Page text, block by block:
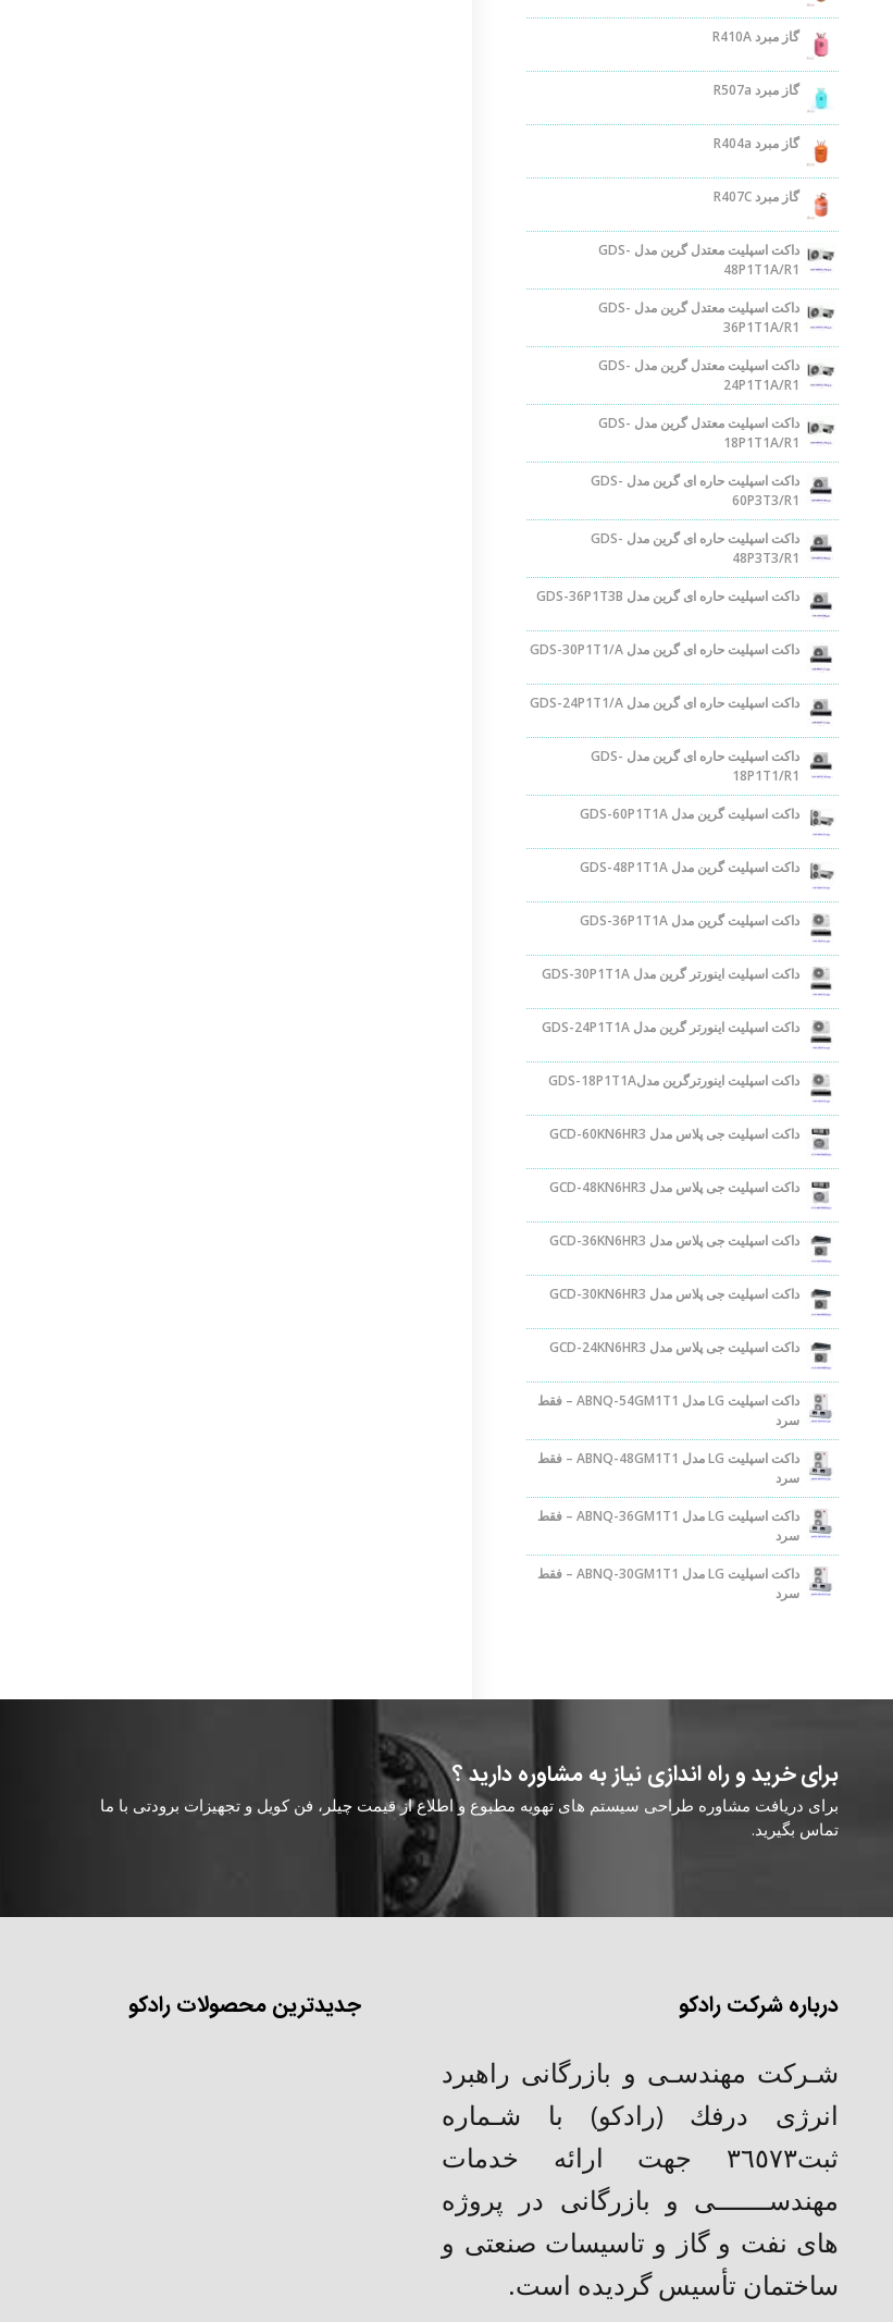
گاز مبرد R410A
گاز مبرد R507a
گاز مبرد R404a
گاز مبرد R407C
داکت اسپلیت معتدل گرین مدل GDS-
48P1T1A/R1
داکت اسپلیت معتدل گرین مدل GDS-
36P1T1A/R1
داکت اسپلیت معتدل گرین مدل GDS-
24P1T1A/R1
داکت اسپلیت معتدل گرین مدل GDS-
18P1T1A/R1
داکت اسپلیت حاره ای گرین مدل GDS-
60P3T3/R1
داکت اسپلیت حاره ای گرین مدل GDS-
48P3T3/R1
داکت اسپلیت حاره ای گرین مدل GDS-36P1T3B
داکت اسپلیت حاره ای گرین مدل GDS-30P1T1/A
داکت اسپلیت حاره ای گرین مدل GDS-24P1T1/A
داکت اسپلیت حاره ای گرین مدل GDS-
18P1T1/R1
داکت اسپلیت گرین مدل GDS-60P1T1A
داکت اسپلیت گرین مدل GDS-48P1T1A
داکت اسپلیت گرین مدل GDS-36P1T1A
داکت اسپلیت اینورتر گرین مدل GDS-30P1T1A
داکت اسپلیت اینورتر گرین مدل GDS-24P1T1A
داکت اسپلیت اینورترگرین مدلGDS-18P1T1A
داکت اسپلیت جی پلاس مدل GCD-60KN6HR3
داکت اسپلیت جی پلاس مدل GCD-48KN6HR3
داکت اسپلیت جی پلاس مدل GCD-36KN6HR3
داکت اسپلیت جی پلاس مدل GCD-30KN6HR3
داکت اسپلیت جی پلاس مدل GCD-24KN6HR3
داکت اسپلیت LG مدل ABNQ-54GM1T1 – فقط
سرد
داکت اسپلیت LG مدل ABNQ-48GM1T1 – فقط
سرد
داکت اسپلیت LG مدل ABNQ-36GM1T1 – فقط
سرد
داکت اسپلیت LG مدل ABNQ-30GM1T1 – فقط
سرد
برای خرید و راه اندازی نیاز به مشاوره دارید ؟
برای دریافت مشاوره طراحی سیستم های تهویه مطبوع و اطلاع از قیمت چیلر، فن کویل و تجهیزات برودتی با ما
تماس بگیرید.
درباره شرکت رادکو
شـركت مهندسـی و بازرگانی راهبرد
انرژی درفك (رادکو) با شـماره
ثبت٣٦٥٧٣ جهت ارائه خدمات
مهندســـــــی و بازرگانی در پروژه
های نفت و گاز و تاسیسات صنعتی و
ساختمان تأسیس گردیده است.
جدیدترین محصولات رادکو